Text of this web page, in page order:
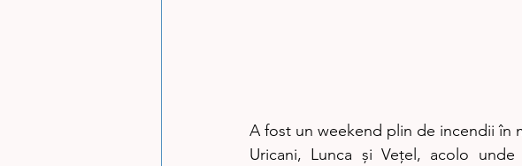
A fost un weekend plin de incendii în
Uricani, Lunca și Vețel, acolo